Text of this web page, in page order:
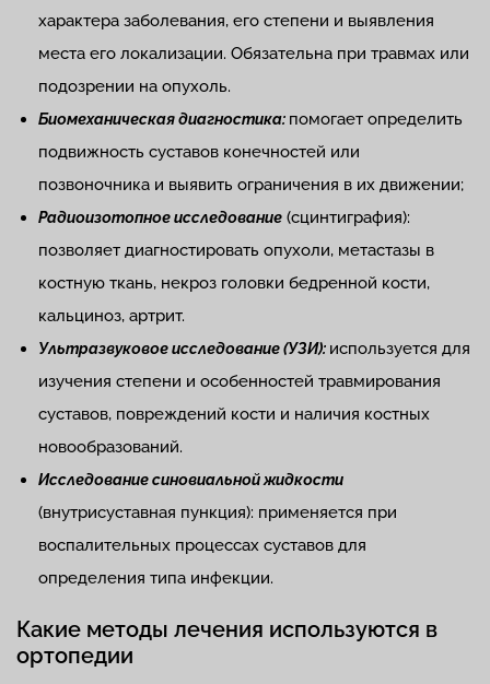
характера заболевания, его степени и выявления
места его локализации. Обязательна при травмах или
подозрении на опухоль.
Биомеханическая диагностика: помогает определить
подвижность суставов конечностей или
позвоночника и выявить ограничения в их движении;
Радиоизотопное исследование (сцинтиграфия):
позволяет диагностировать опухоли, метастазы в
костную ткань, некроз головки бедренной кости,
кальциноз, артрит.
Ультразвуковое исследование (УЗИ): используется для
изучения степени и особенностей травмирования
суставов, повреждений кости и наличия костных
новообразований.
Исследование синовиальной жидкости
(внутрисуставная пункция): применяется при
воспалительных процессах суставов для
определения типа инфекции.
Какие методы лечения используются в
ортопедии